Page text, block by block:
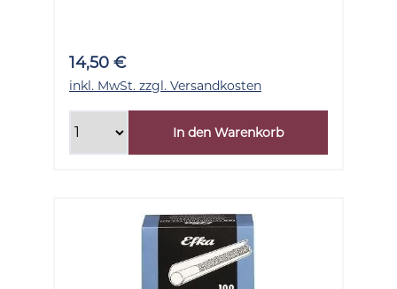
14,50 €
inkl. MwSt. zzgl. Versandkosten
In den Warenkorb